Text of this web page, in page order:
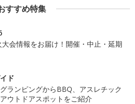
すすめ特集
会情報をお届け！開催・中止・延期
ド
ランピングからBBQ、アスレチック
ウトドアスポットをご紹介